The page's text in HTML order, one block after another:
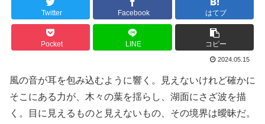
Twitter Facebook はてブ
Pocket LINE コピー
2024.05.15
風の音が耳を包み込むように響く。見えないけれど確かに
そこにある力が、木々の葉を揺らし、湖面にさざ波を描
く。目に見えるものと見えないもの、その境界は曖昧だ。